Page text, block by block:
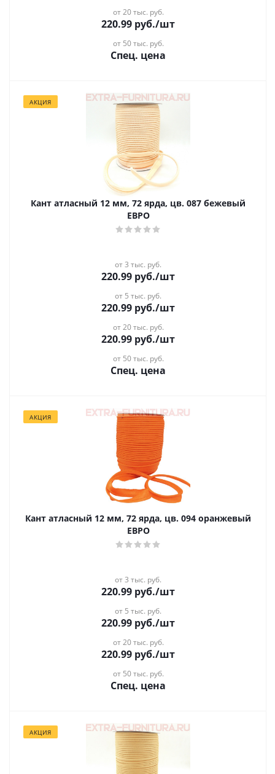
от 20 тыс. руб.
220.99 руб./шт
от 50 тыс. руб.
Спец. цена
АКЦИЯ
Кант атласный 12 мм, 72 ярда, цв. 087 бежевый
ЕВРО
от 3 тыс. руб.
220.99 руб./шт
от 5 тыс. руб.
220.99 руб./шт
от 20 тыс. руб.
220.99 руб./шт
от 50 тыс. руб.
Спец. цена
АКЦИЯ
Кант атласный 12 мм, 72 ярда, цв. 094 оранжевый
ЕВРО
от 3 тыс. руб.
220.99 руб./шт
от 5 тыс. руб.
220.99 руб./шт
от 20 тыс. руб.
220.99 руб./шт
от 50 тыс. руб.
Спец. цена
АКЦИЯ